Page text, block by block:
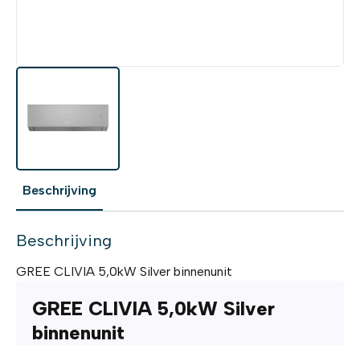
Beschrijving
Beschrijving
GREE CLIVIA 5,0kW Silver binnenunit
GREE CLIVIA 5,0kW Silver
binnenunit